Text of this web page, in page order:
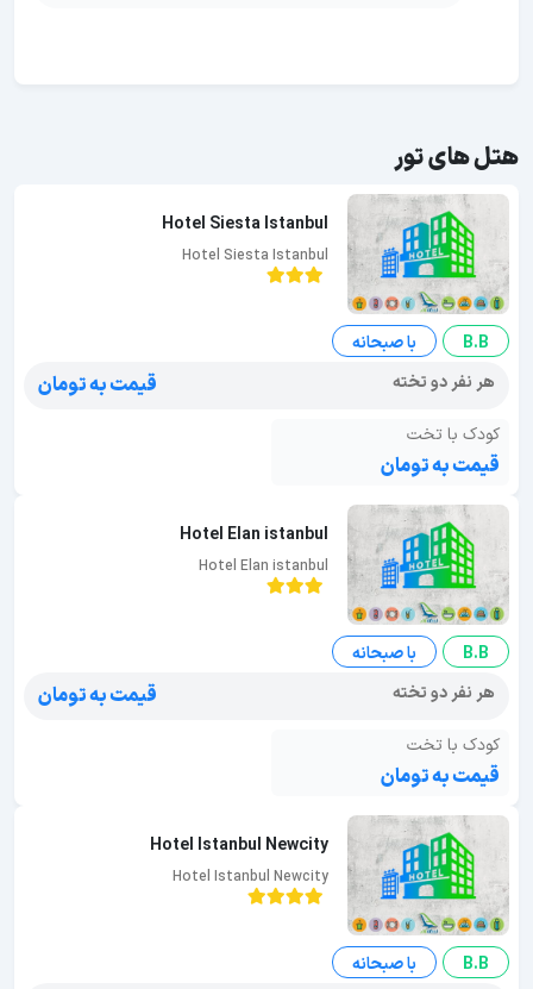
هتل های تور
Hotel Siesta Istanbul
Hotel Siesta Istanbul
B.B
با صبحانه
هر نفر دو تخته
قیمت به تومان
کودک با تخت
قیمت به تومان
Hotel Elan istanbul
Hotel Elan istanbul
B.B
با صبحانه
هر نفر دو تخته
قیمت به تومان
کودک با تخت
قیمت به تومان
Hotel Istanbul Newcity
Hotel Istanbul Newcity
B.B
با صبحانه